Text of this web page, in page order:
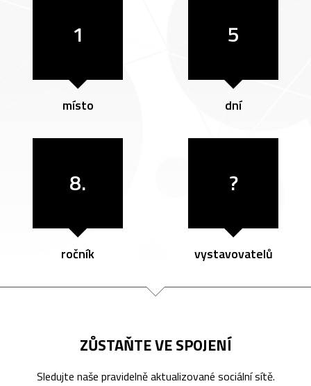
1
místo
5
dní
8.
ročník
?
vystavovatelů
ZŮSTAŇTE VE SPOJENÍ
Sledujte naše pravidelně aktualizované sociální sítě.